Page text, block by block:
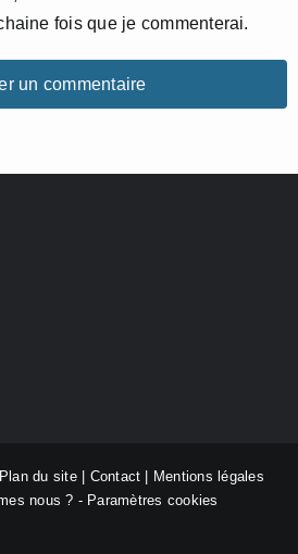
fois que je commenterai.
Plan du site| Contact
Mentions légales
nous ? - Paramètres cookies